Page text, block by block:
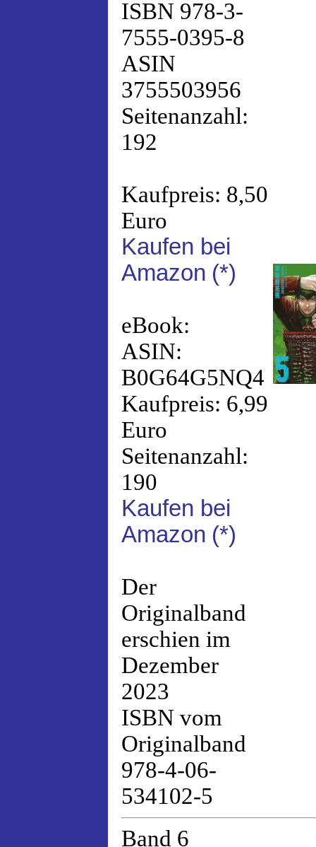
ISBN 978-3-
7555-0395-8
ASIN
3755503956
Seitenanzahl:
192
Kaufpreis: 8,50
Euro
Kaufen bei
Amazon (*)
eBook:
ASIN:
B0G64G5NQ4
Kaufpreis: 6,99
Euro
Seitenanzahl:
190
Kaufen bei
Amazon (*)
Der
Originalband
erschien im
Dezember
2023
ISBN vom
Originalband
978-4-06-
534102-5
Band 6